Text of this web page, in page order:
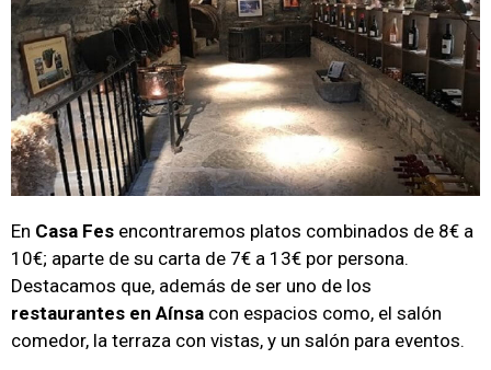
En Casa Fes encontraremos platos combinados de 8€ a
10€; aparte de su carta de 7€ a 13€ por persona.
Destacamos que, además de ser uno de los
restaurantes en Aínsa con espacios como, el salón
comedor, la terraza con vistas, y un salón para eventos.